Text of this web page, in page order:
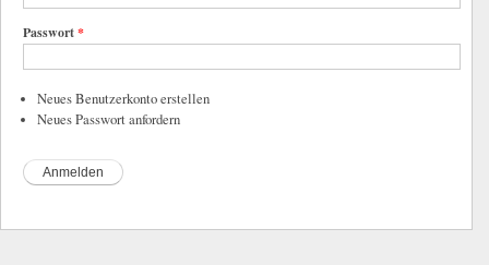
Passwort*
Neues Benutzerkonto erstellen
Neues Passwort anfordern